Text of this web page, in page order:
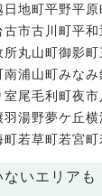
日地町平野平原
古市古川町平和
所丸山町御影町
南浦山町みなみ
室尾毛利町夜市
羽湯野夢ケ丘横
町若草町若宮町
いエリアも